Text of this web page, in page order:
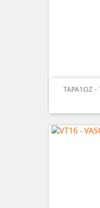
TAPA1OZ -